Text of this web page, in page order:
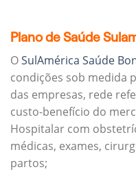
Plano de Saúde
OSulAmérica Saúde
condições sob medida
das empresas, rede
custo-benefício do
Hospitalar com
médicas, exames,
partos;